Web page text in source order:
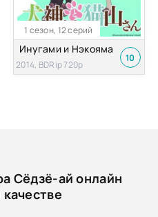
1 сезон, 12 серий
Инугами и Нэкояма
2014, BDRip 720p
10
Сёдзё-ай онлайн